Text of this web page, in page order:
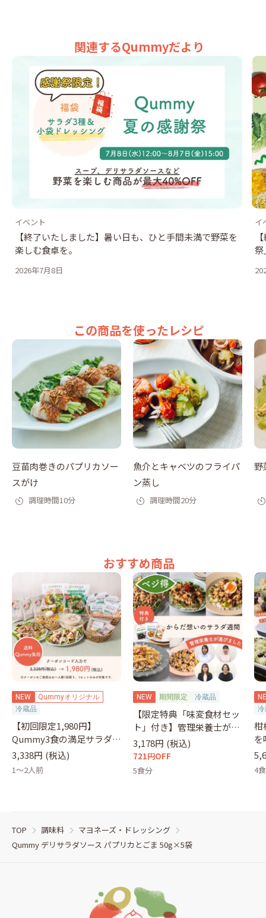
関連するQummyだより
イベント
【終了いたしました】暑い日も、ひと手間未満で野菜を
楽しむ食卓を。
2026年7月8日
イ
祭
この商品を使ったレシピ
豆苗肉巻きのパプリカソー
スがけ
調理時間10分
魚介とキャベツのフライパ
ン蒸し
調理時間20分
野
おすすめ商品
NEW
Qummyオリジナル
冷蔵品
【初回限定1,980円】
Qummy3食の満足サラダセ
ット（クーポンコード：
otameshi）
3,338円 (税込)
1～2人前
NEW 期間限定 冷蔵品
【限定特典「味変食材セッ
ト」付き】管理栄養士が選
ぶサラダ
3,178円 (税込)
721円OFF
5食分
柑
を
&
4
TOP 調味料
マヨネーズ・ドレッシング
Qummy デリサラダソース パプリカとごま 50g×5袋